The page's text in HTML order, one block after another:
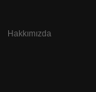
Hakkımızda